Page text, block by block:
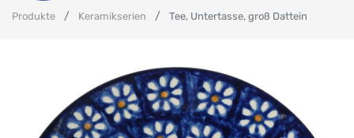
Produkte Keramikserien Tee, Untertasse, groß Dattein